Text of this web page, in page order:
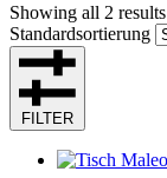
Showing all 2 results
Standardsortierung
FILTER